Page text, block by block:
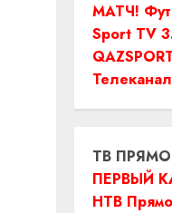
МАТЧ!
Sport TV
ТВ
ПЕРВЫЙ
НТВ